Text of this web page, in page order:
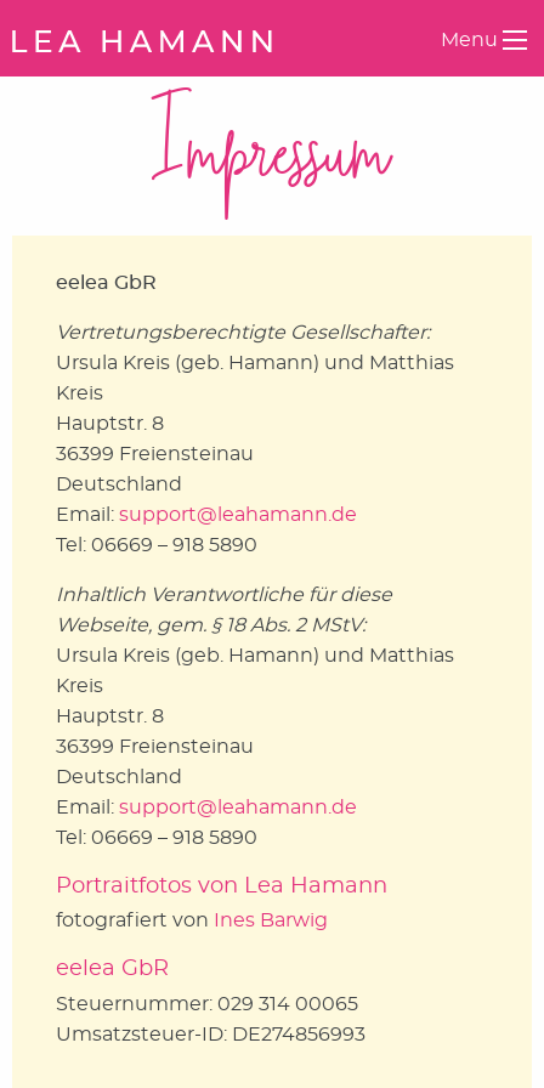
Menu
Impressum
eelea GbR
Vertretungsberechtigte Gesellschafter:
Ursula Kreis (geb. Hamann) und Matthias
Kreis
Hauptstr. 8
36399 Freiensteinau
Deutschland
Email: support@leahamann.de
Tel: 06669 – 918 5890
Inhaltlich Verantwortliche für diese
Webseite, gem. § 18 Abs. 2 MStV:
Ursula Kreis (geb. Hamann) und Matthias
Kreis
Hauptstr. 8
36399 Freiensteinau
Deutschland
Email: support@leahamann.de
Tel: 06669 – 918 5890
Portraitfotos von Lea Hamann
fotografiert von Ines Barwig
eelea GbR
Steuernummer: 029 314 00065
Umsatzsteuer-ID: DE274856993